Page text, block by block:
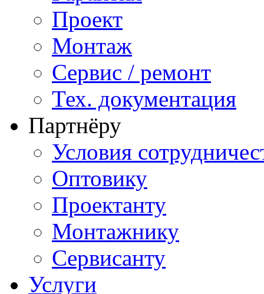
Проект
Монтаж
Сервис / ремонт
Тех. документация
Партнёру
Условия
Оптовику
Проектанту
Монтажнику
Сервисанту
Услуги